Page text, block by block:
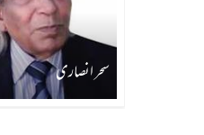
سحر انصاری